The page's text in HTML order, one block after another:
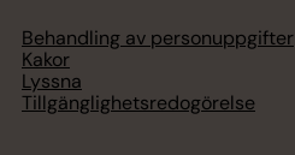
Behandling av personuppgifter
Kakor
Lyssna
Tillgänglighetsredogörelse